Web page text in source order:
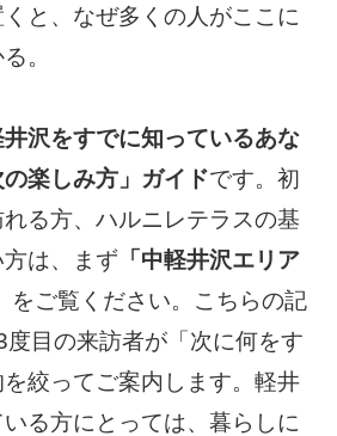
と、なぜ多くの人がここに
。
井沢をすでに知っているあな
楽しみ方」ガイドです。初
る方、ハルニレテラスの基
は、まず 「中軽井沢エリア
をご覧ください。こちらの記
目の来訪者が「次に何をす
絞ってご案内します。軽井
る方にとっては、暮らしに